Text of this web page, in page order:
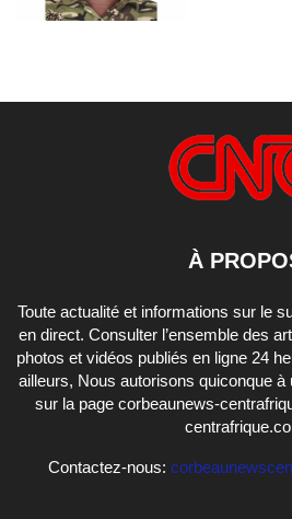
À
Toute actualité et informations sur le
en direct. Consulter l’ensemble des
photos et vidéos publiés en ligne 24
ailleurs, Nous autorisons quiconque
sur la page corbeaunews-
Contactez-nous: